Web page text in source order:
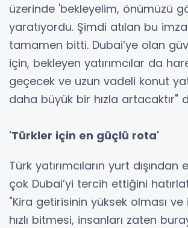
üzerinde 'bekleyelim, önümüzü
yaratıyordu. Şimdi atılan bu
tamamen bitti. Dubai’ye olan
için, bekleyen yatırımcılar da
geçecek ve uzun vadeli konut
daha büyük bir hızla artacaktır"
'Türkler için en güçlü rota'
Türk yatırımcıların yurt dışından
çok Dubai’yi tercih ettiğini
"Kira getirisinin yüksek olması
hızlı bitmesi, insanları zaten